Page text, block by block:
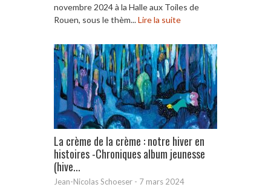
novembre 2024 à la Halle aux Toiles de
Rouen, sous le thèm...Lire la suite
La crème de la crème : notre hiver en
histoires -Chroniques album jeunesse
(hive...
Jean-Nicolas Schoeser - 7 mars 2024